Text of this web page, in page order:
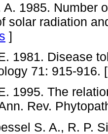
A. 1985. Number
solar radiation
]
1981. Disease
71: 915-916.
1995. The
Rev.
S. A., R. P.